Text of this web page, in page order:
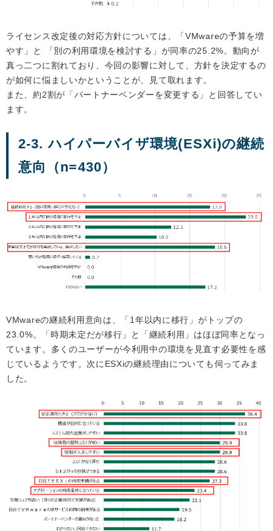
ライセンス改定後の対応方針については、「VMwareの予算を増
やす」と 「別の利用環境を検討する」が同率の25.2%。動向が
真っ二つに割れており、今回の影響に対して、方針を決定するの
が如何に悩ましいかということが、見て取れます。
また、約2割が「パートナーベンダーを変更する」と回答してい
ます。
2-3. ハイパーバイザ環境(ESXi)の継続
意向（n=430）
VMwareの継続利用意向は、「1年以内に移行」がトップの
23.0%。「時期未定だが移行」と「継続利用」はほぼ同率となっ
ています。多くのユーザーが今利用中の環境を見直す必要性を感
じているようです。次にESXiの継続理由についても伺ってみま
した。